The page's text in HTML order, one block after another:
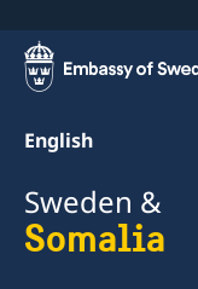
English
Sweden &
Somalia